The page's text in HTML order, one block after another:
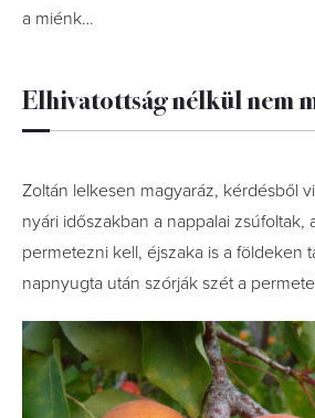
a miénk…
Elhivatottság nélkül nem
Zoltán lelkesen magyaráz, kérdésből
nyári időszakban a nappalai zsúfoltak,
permetezni kell, éjszaka is a földeken
napnyugta után szórják szét a